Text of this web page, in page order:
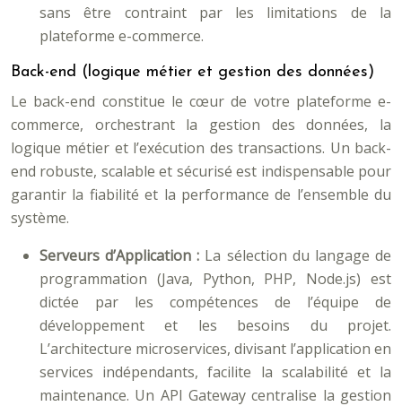
sans être contraint par les limitations de la
plateforme e-commerce.
Back-end (logique métier et gestion des données)
Le back-end constitue le cœur de votre plateforme e-
commerce, orchestrant la gestion des données, la
logique métier et l’exécution des transactions. Un back-
end robuste, scalable et sécurisé est indispensable pour
garantir la fiabilité et la performance de l’ensemble du
système.
Serveurs d’Application : La sélection du langage de
programmation (Java, Python, PHP, Node.js) est
dictée par les compétences de l’équipe de
développement et les besoins du projet.
L’architecture microservices, divisant l’application en
services indépendants, facilite la scalabilité et la
maintenance. Un API Gateway centralise la gestion